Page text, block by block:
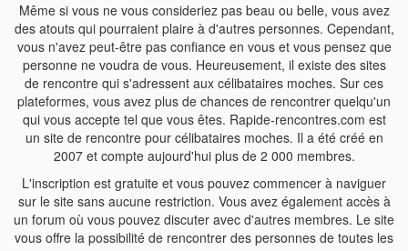
Même si vous ne vous consideriez pas beau ou belle, vous avez
des atouts qui pourraient plaire à d'autres personnes. Cependant,
vous n'avez peut-être pas confiance en vous et vous pensez que
personne ne voudra de vous. Heureusement, il existe des sites
de rencontre qui s'adressent aux célibataires moches. Sur ces
plateformes, vous avez plus de chances de rencontrer quelqu'un
qui vous accepte tel que vous êtes. Rapide-rencontres.com est
un site de rencontre pour célibataires moches. Il a été créé en
2007 et compte aujourd'hui plus de 2 000 membres.
L'inscription est gratuite et vous pouvez commencer à naviguer
sur le site sans aucune restriction. Vous avez également accès à
un forum où vous pouvez discuter avec d'autres membres. Le site
vous offre la possibilité de rencontrer des personnes de toutes les